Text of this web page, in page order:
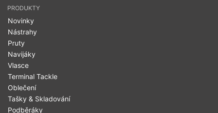
PRODUKTY
Novinky
Nástrahy
Pruty
Navijáky
Vlasce
Terminal Tackle
Oblečení
Tašky & Skladování
Podběráky